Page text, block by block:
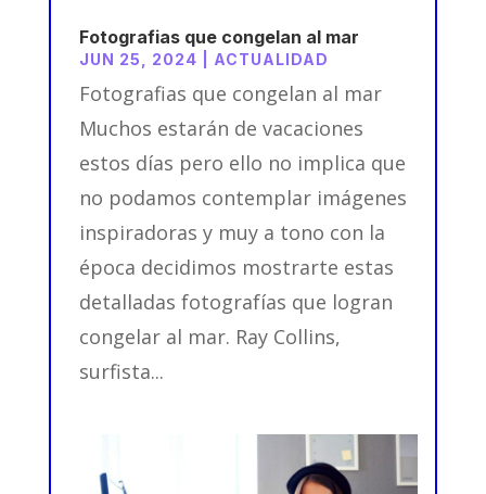
Fotografias que congelan al mar
JUN 25, 2024 ACTUALIDAD
Fotografias que congelan al mar
Muchos estarán de vacaciones
estos días pero ello no implica que
no podamos contemplar imágenes
inspiradoras y muy a tono con la
época decidimos mostrarte estas
detalladas fotografías que logran
congelar al mar. Ray Collins,
surfista...